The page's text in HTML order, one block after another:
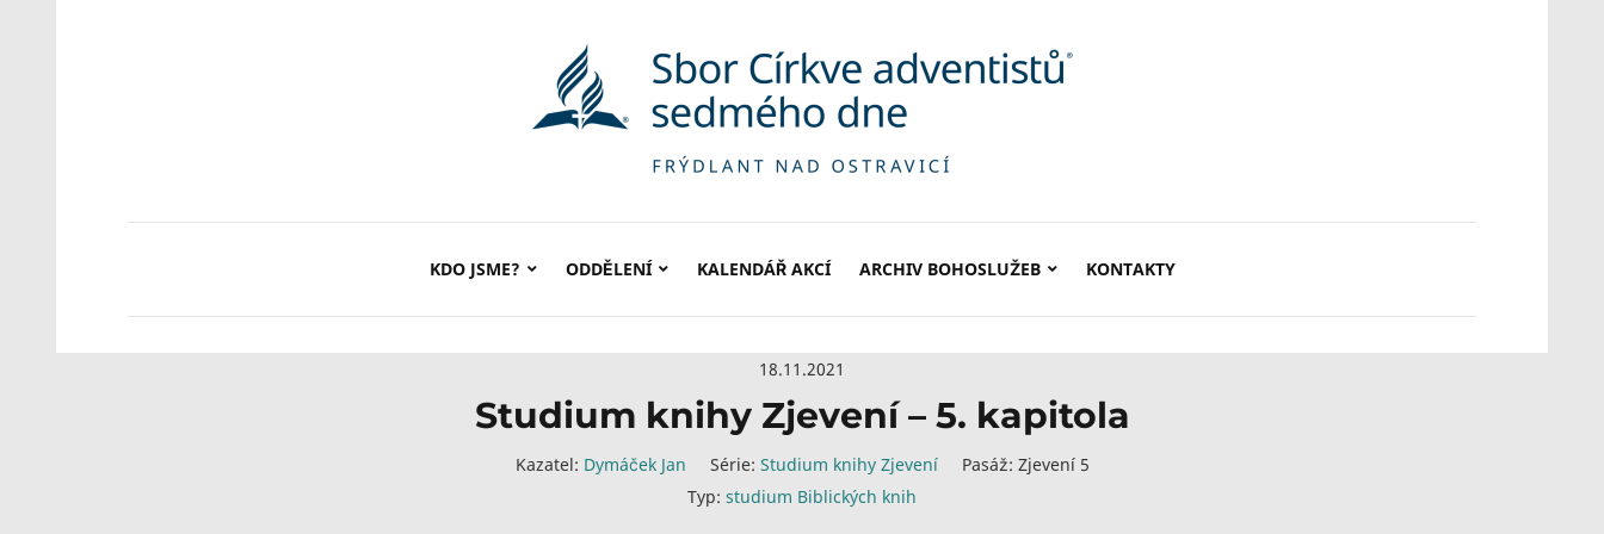
KDO JSME? ODDĚLENÍ KALENDÁŘ AKCÍ ARCHIV BOHOSLUŽEB KONTAKTY
18.11.2021
Studium knihy Zjevení – 5. kapitola
Kazatel: Dymáček Jan Série: Studium knihy Zjevení Pasáž: Zjevení 5
Typ: studium Biblických knih